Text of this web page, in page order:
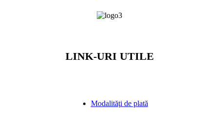
LINK-URI UTILE
Modalităţi de plată